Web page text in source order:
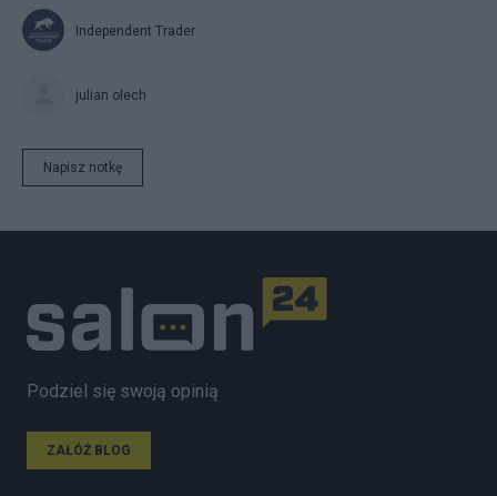
Independent Trader
julian olech
Napisz notkę
Podziel się swoją opinią
ZAŁÓŻ BLOG